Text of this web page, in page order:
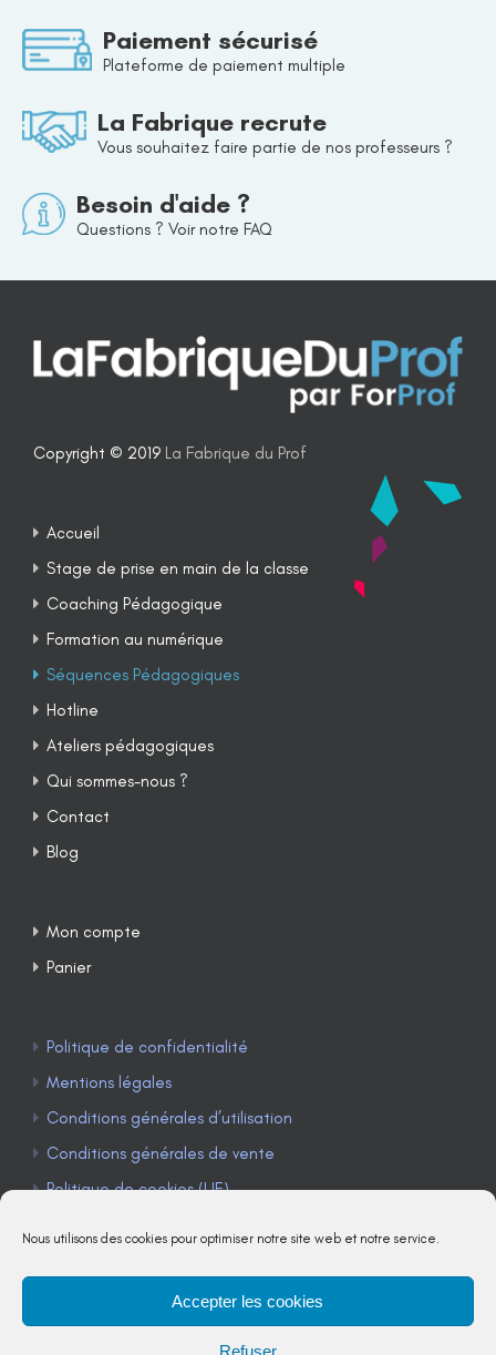
Nous utilisons des cookies pour optimiser notre site web et notre service.
Accepter les cookies
Refuser
Paiement sécurisé
Plateforme de paiement multiple
La Fabrique recrute
Vous souhaitez faire partie de nos professeurs ?
Besoin d'aide ?
Questions ? Voir notre FAQ
Copyright © 2019 La Fabrique du Prof
Accueil
Stage de prise en main de la classe
Coaching Pédagogique
Formation au numérique
Séquences Pédagogiques
Hotline
Ateliers pédagogiques
Qui sommes-nous ?
Contact
Blog
Mon compte
Panier
Politique de confidentialité
Mentions légales
Conditions générales d’utilisation
Conditions générales de vente
Politique de cookies (UE)
TÉLÉPHONE : 04 90 85 22 98